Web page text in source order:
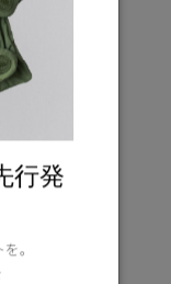
行発
。